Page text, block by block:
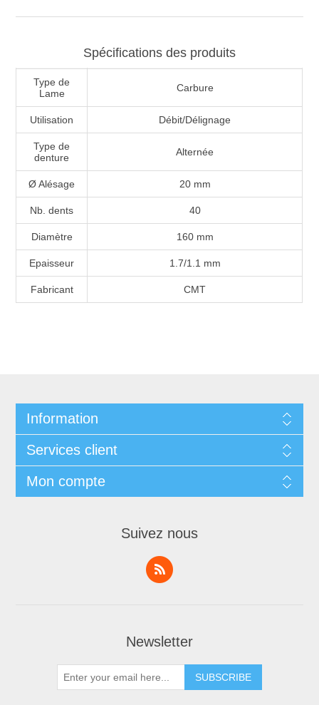
Spécifications des produits
Type de
Lame
Carbure
Utilisation Débit/Délignage
Type de
denture
Alternée
Ø Alésage 20 mm
Nb. dents 40
Diamètre 160 mm
Epaisseur 1.7/1.1 mm
Fabricant CMT
Information
Services client
Mon compte
Suivez nous
Newsletter